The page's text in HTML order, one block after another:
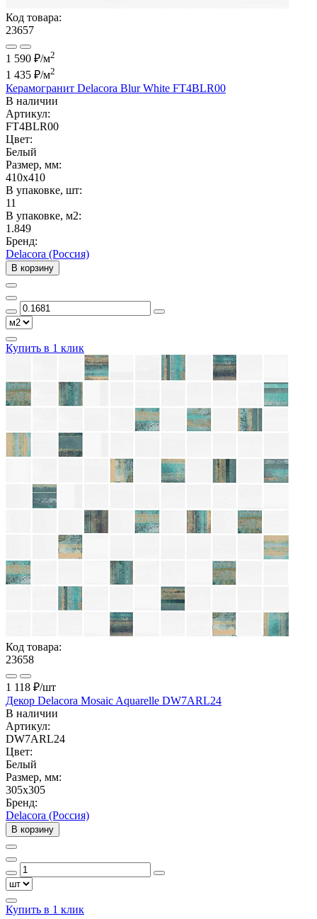
Код товара:
23657
1 590 ₽/м2
1 435 ₽/м2
Керамогранит Delacora Blur White FT4BLR00
В наличии
Артикул:
FT4BLR00
Цвет:
Белый
Размер, мм:
410x410
В упаковке, шт:
11
В упаковке, м2:
1.849
Бренд:
Delacora (Россия)
В корзину
Купить в 1 клик
Код товара:
23658
1 118 ₽/шт
Декор Delacora Mosaic Aquarelle DW7ARL24
В наличии
Артикул:
DW7ARL24
Цвет:
Белый
Размер, мм:
305x305
Бренд:
Delacora (Россия)
В корзину
Купить в 1 клик